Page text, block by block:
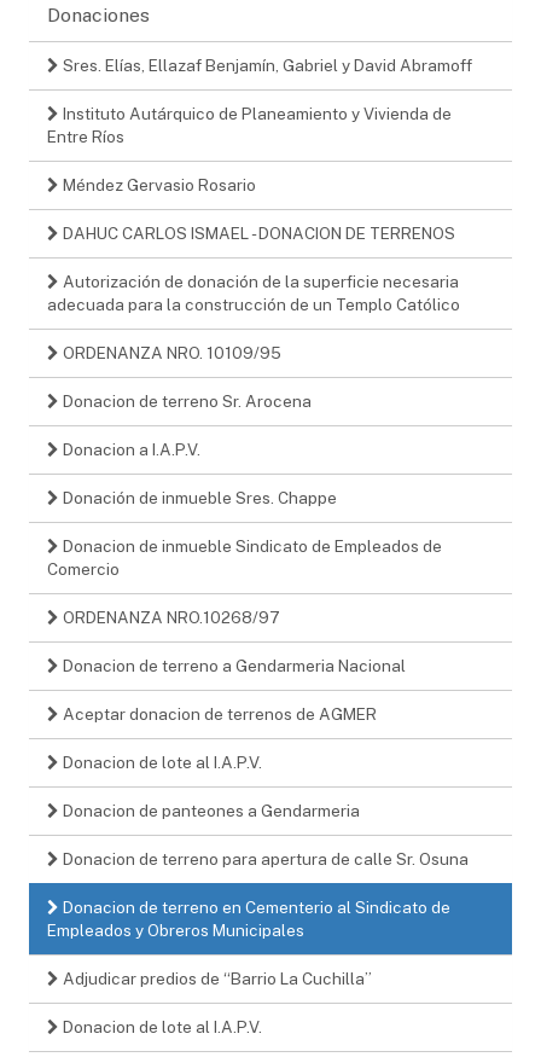
Donaciones
Sres. Elías, Ellazaf Benjamín, Gabriel y David Abramoff
Instituto Autárquico de Planeamiento y Vivienda de
Entre Ríos
Méndez Gervasio Rosario
DAHUC CARLOS ISMAEL - DONACION DE TERRENOS
Autorización de donación de la superficie necesaria
adecuada para la construcción de un Templo Católico
ORDENANZA NRO. 10109/95
Donacion de terreno Sr. Arocena
Donacion a I.A.P.V.
Donación de inmueble Sres. Chappe
Donacion de inmueble Sindicato de Empleados de
Comercio
ORDENANZA NRO.10268/97
Donacion de terreno a Gendarmeria Nacional
Aceptar donacion de terrenos de AGMER
Donacion de lote al I.A.P.V.
Donacion de panteones a Gendarmeria
Donacion de terreno para apertura de calle Sr. Osuna
Donacion de terreno en Cementerio al Sindicato de
Empleados y Obreros Municipales
Adjudicar predios de “Barrio La Cuchilla”
Donacion de lote al I.A.P.V.